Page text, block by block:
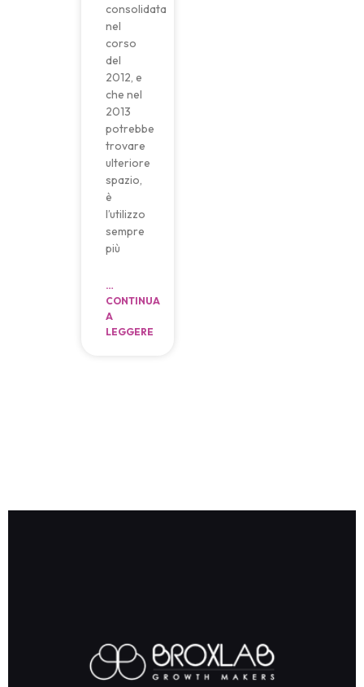
consolidata
nel
corso
del
2012, e
che nel
2013
potrebbe
trovare
ulteriore
spazio,
è
l’utilizzo
sempre
più
…
CONTINUA
A
LEGGERE